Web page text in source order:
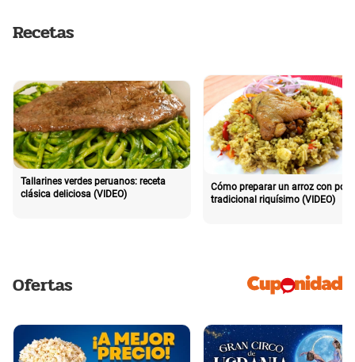
Recetas
Tallarines verdes peruanos: receta
clásica deliciosa (VIDEO)
Cómo preparar un arroz con pollo
tradicional riquísimo (VIDEO)
Ofertas